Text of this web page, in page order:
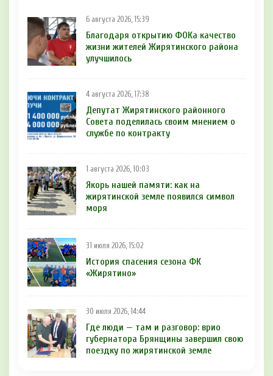
6 августа 2026, 15:39
Благодаря открытию ФОКа качество
жизни жителей Жирятинского района
улучшилось
4 августа 2026, 17:38
Депутат Жирятинского районного
Совета поделилась своим мнением о
службе по контракту
1 августа 2026, 10:03
Якорь нашей памяти: как на
жирятинской земле появился символ
моря
31 июля 2026, 15:02
История спасения сезона ФК
«Жирятино»
30 июля 2026, 14:44
Где люди — там и разговор: врио
губернатора Брянщины завершил свою
поездку по жирятинской земле